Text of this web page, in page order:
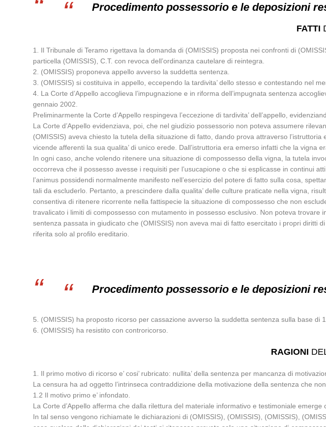
Procedimento possessorio e le deposizioni
FATTI
1. Il Tribunale di Teramo rigettava la domanda di (OMISSIS) proposta nei confronti di
particella (OMISSIS), C.T. con revoca dell’ordinanza cautelare di reintegra.
2. (OMISSIS) proponeva appello avverso la suddetta sentenza.
3. (OMISSIS) si costituiva in appello, eccependo la tardivita’ dello stesso e contestando nel
4. La Corte d’Appello accoglieva l’impugnazione e in riforma dell’impugnata sentenza
gennaio 2002.
Preliminarmente la Corte d’Appello respingeva l’eccezione di tardivita’ dell’appello,
La Corte d’Appello evidenziava, poi, che nel giudizio possessorio non poteva assumere
(OMISSIS) aveva chiesto la tutela della situazione di fatto, dando prova attraverso
vicende afferenti la sua qualita’ di unico erede. Dall’istruttoria era emerso infatti che la vigna
In ogni caso, anche volendo ritenere una situazione di compossesso della vigna, la tutela
occorreva che il possesso avesse i requisiti per l’usucapione o che si esplicasse in continui
l’animus possidendi normalmente manifesto nell’esercizio del potere di fatto sulla cosa,
tali da escluderlo. Pertanto, a prescindere dalla qualita’ delle culture praticate nella vigna,
consentiva di ritenere ricorrente nella fattispecie la situazione di compossesso che non
travalicato i limiti di compossesso con mutamento in possesso esclusivo. Non poteva
sentenza passata in giudicato che (OMISSIS) non aveva mai di fatto esercitato i propri diritti
riferita solo al profilo ereditario.
Procedimento possessorio e le deposizioni
5. (OMISSIS) ha proposto ricorso per cassazione avverso la suddetta sentenza sulla base di
6. (OMISSIS) ha resistito con controricorso.
RAGIONI
1. Il primo motivo di ricorso e’ cosi’ rubricato: nullita’ della sentenza per mancanza di
La censura ha ad oggetto l’intrinseca contraddizione della motivazione della sentenza che
1.2 Il motivo primo e’ infondato.
La Corte d’Appello afferma che dalla rilettura del materiale informativo e testimoniale
In tal senso vengono richiamate le dichiarazioni di (OMISSIS), (OMISSIS), (OMISSIS),